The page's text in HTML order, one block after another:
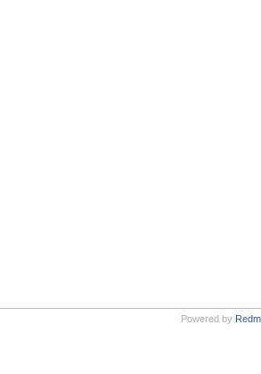
Powered by